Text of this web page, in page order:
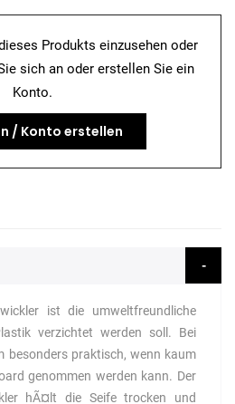
Produkts einzusehen oder
sich an oder erstellen Sie ein
Konto.
/ Konto erstellen
ist die umweltfreundliche
verzichtet werden soll. Bei
besonders praktisch, wenn kaum
genommen werden kann. Der
hÃ¤lt die Seife trocken und